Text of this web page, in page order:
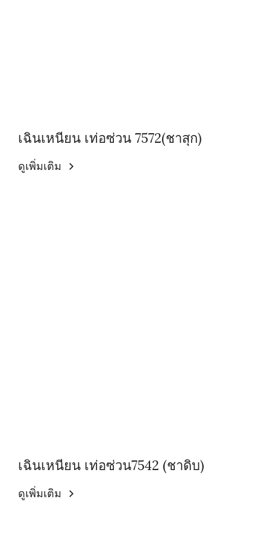
เฉินเหนียน เท่อซ่วน 7572(ชาสุก)
ดูเพิ่มเติม
เฉินเหนียน เท่อซ่วน7542 (ชาดิบ)
ดูเพิ่มเติม